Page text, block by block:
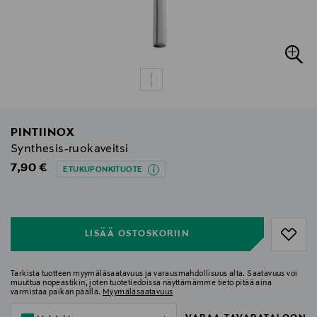
PINTIINOX
Synthesis-ruokaveitsi
Original Price
7,90 € ETUKUPONKITUOTE
LISÄÄ OSTOSKORIIN
Tarkista tuotteen myymäläsaatavuus ja varausmahdollisuus alta. Saatavuus voi
muuttua nopeastikin, joten tuotetiedoissa näyttämämme tieto pitää aina
varmistaa paikan päällä. Myymäläsaatavuus